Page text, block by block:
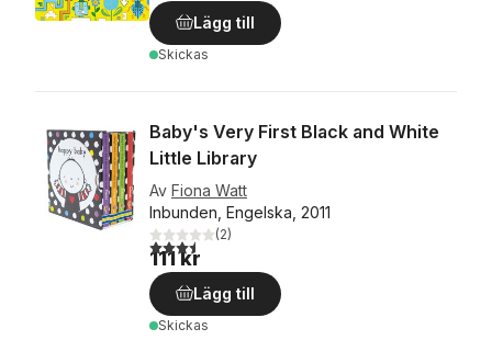
Lägg till
Skickas
Baby's Very First Black and White
Little Library
Av Fiona Watt
Inbunden, Engelska, 2011
3,5utav 5 stjärnor. Totalt antal röster:
(2)
111 kr
Lägg till
Skickas